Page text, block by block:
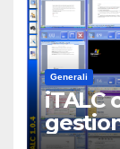
Generali
iTALC